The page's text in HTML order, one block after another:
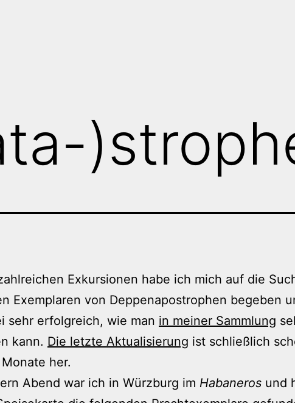
Exkursionen habe ich mich auf die
Exemplaren von Deppenapostrophen begeben
sehr erfolgreich, wie man in meiner Sammlung
kann. Die letzte Aktualisierung ist schließlich
her.
Abend war ich in Würzburg im Habaneros und